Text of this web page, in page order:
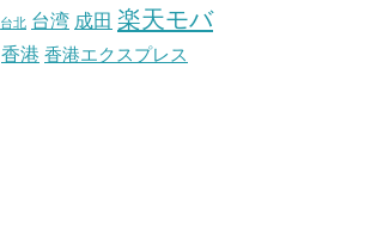
台北 台湾 成田 楽天モバ
香港 香港エクスプレス